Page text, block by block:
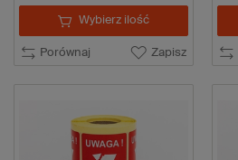
Porównaj Zapisz
Wybierz ilość